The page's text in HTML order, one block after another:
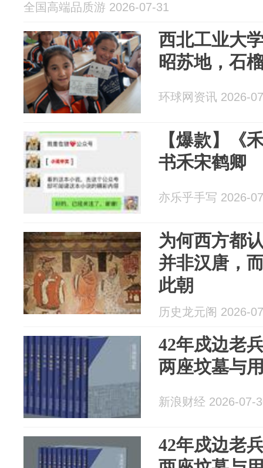
全国高端品质游 2026-07-31
西北工业大
昭苏地，石
环球网资讯 2026-
【爆款】《
书禾宋鹤卿
亦乐乎手写 2026-
为何西方都
并非汉唐，
此朝
历史龙元阁 2026-
42年戍边老
两座坟墓与
新浪财经 2026-07-
42年戍边老